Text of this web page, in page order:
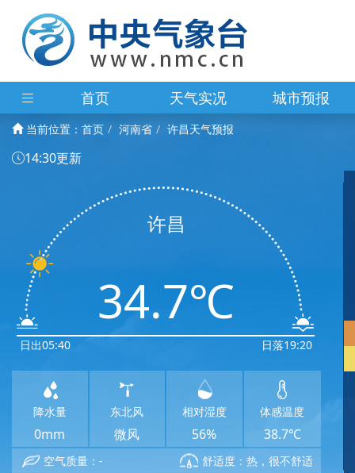
首页 天气实况 城市预报
当前位置： 首页 河南省 许昌天气预报
14:30更新
日出05:40
许昌
34.7℃
日落19:20
降水量
0mm
东北风
微风
相对湿度
56%
体感温度
38.7℃
空气质量：- 舒适度：热，很不舒适